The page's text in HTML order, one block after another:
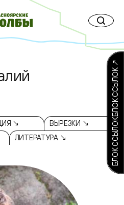
↘
ВЫРЕЗКИ ↘
ЛИТЕРАТУРА ↘ БЛОК ССЫЛОКБЛОК ССЫЛОК ↗